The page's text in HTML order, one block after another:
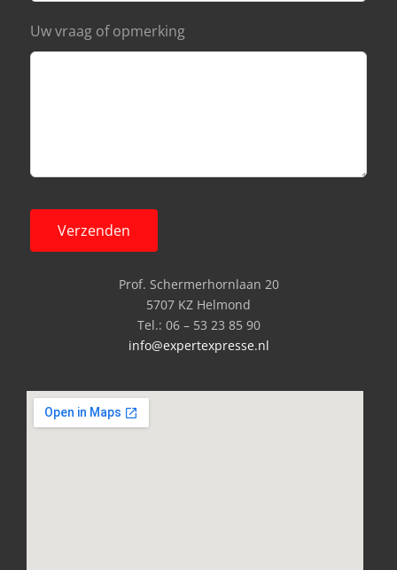
Uw vraag of opmerking
Verzenden
Prof. Schermerhornlaan 20
5707 KZ Helmond
Tel.: 06 – 53 23 85 90
info@expertexpresse.nl